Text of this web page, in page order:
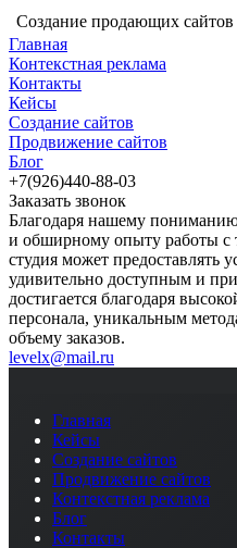
Создание продающих сайтов
Главная
Контекстная реклама
Контакты
Кейсы
Создание сайтов
Продвижение сайтов
Блог
+7(926)440-88-03
Заказать звонок
Благодаря нашему
и обширному опыту работы с
студия может предоставлять
удивительно доступным и
достигается благодаря
персонала, уникальным
объему заказов.
levelx@mail.ru
Главная
Кейсы
Создание сайтов
Продвижение сайтов
Контекстная реклама
Блог
Контакты